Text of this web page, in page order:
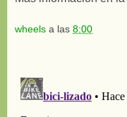
wheels a las 8:00